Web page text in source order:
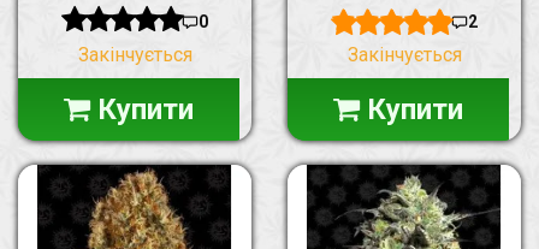
0
Закінчується
Купити
2
Закінчується
Купити